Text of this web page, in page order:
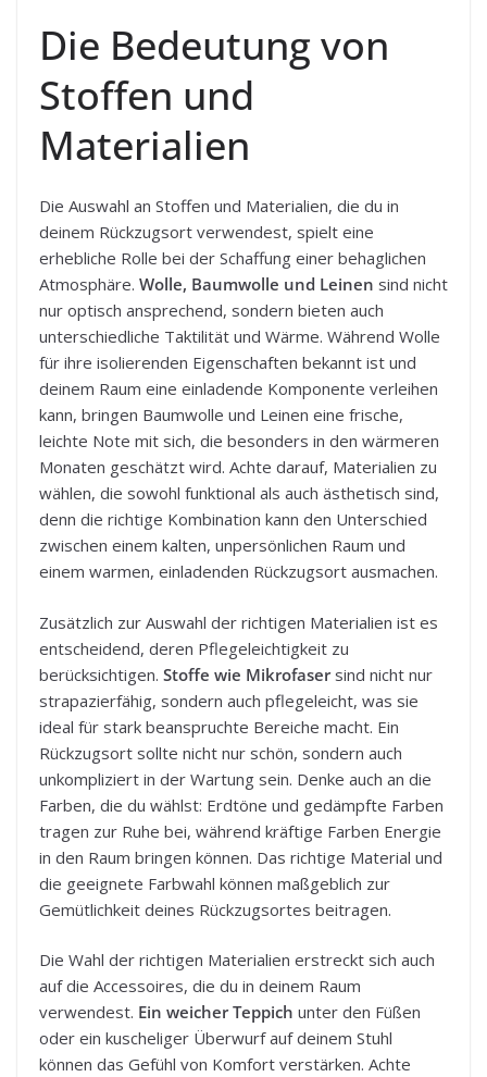
Die Bedeutung von
Stoffen und
Materialien
Die Auswahl an Stoffen und Materialien, die du in
deinem Rückzugsort verwendest, spielt eine
erhebliche Rolle bei der Schaffung einer behaglichen
Atmosphäre. Wolle, Baumwolle und Leinen sind nicht
nur optisch ansprechend, sondern bieten auch
unterschiedliche Taktilität und Wärme. Während Wolle
für ihre isolierenden Eigenschaften bekannt ist und
deinem Raum eine einladende Komponente verleihen
kann, bringen Baumwolle und Leinen eine frische,
leichte Note mit sich, die besonders in den wärmeren
Monaten geschätzt wird. Achte darauf, Materialien zu
wählen, die sowohl funktional als auch ästhetisch sind,
denn die richtige Kombination kann den Unterschied
zwischen einem kalten, unpersönlichen Raum und
einem warmen, einladenden Rückzugsort ausmachen.
Zusätzlich zur Auswahl der richtigen Materialien ist es
entscheidend, deren Pflegeleichtigkeit zu
berücksichtigen. Stoffe wie Mikrofasersind nicht nur
strapazierfähig, sondern auch pflegeleicht, was sie
ideal für stark beanspruchte Bereiche macht. Ein
Rückzugsort sollte nicht nur schön, sondern auch
unkompliziert in der Wartung sein. Denke auch an die
Farben, die du wählst: Erdtöne und gedämpfte Farben
tragen zur Ruhe bei, während kräftige Farben Energie
in den Raum bringen können. Das richtige Material und
die geeignete Farbwahl können maßgeblich zur
Gemütlichkeit deines Rückzugsortes beitragen.
Die Wahl der richtigen Materialien erstreckt sich auch
auf die Accessoires, die du in deinem Raum
verwendest. Ein weicher Teppich unter den Füßen
oder ein kuscheliger Überwurf auf deinem Stuhl
können das Gefühl von Komfort verstärken. Achte